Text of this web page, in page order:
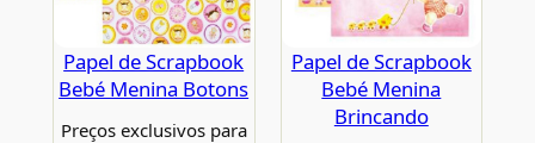
Papel de Scrapbook
Bebé Menina Botons
Preços exclusivos para
Papel de Scrapbook
Bebé Menina
Brincando